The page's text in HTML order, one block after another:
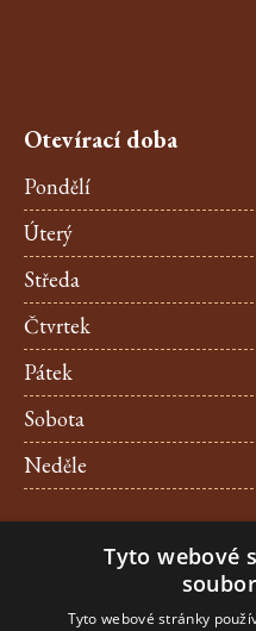
Otevírací doba
Pondělí
Úterý
Středa
Čtvrtek
Pátek
Sobota
Neděle
Kontakt
+420 257 312 209
E-mail.:
Tyto webové
Tyto webové stránky